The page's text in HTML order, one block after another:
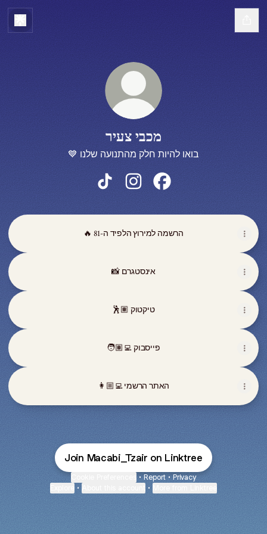
מכבי צעיר
💙 בואו להיות חלק מהתנועה שלנו
מכבי צעיר TikTokמכבי צעיר Instagramמכבי צעיר Facebook
🔥 הרשמה למירוץ הלפיד ה-81
📸 אינסטגרם
🕺🏽 טיקטוק
🧑🏽‍💻 פייסבוק
👩🏼‍💻 האתר הרשמי
Join Macabi_Tzair on Linktree
• Report • Privacy
• •